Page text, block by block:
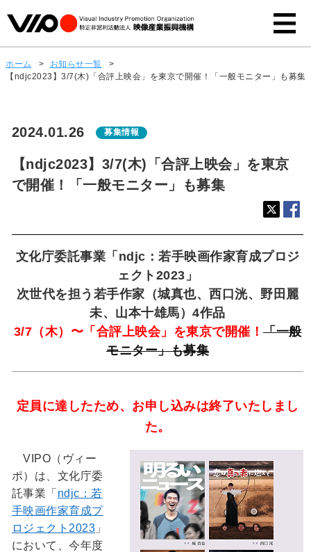
ホーム > お知らせ一覧
>
【ndjc2023】3/7(木)「合評上映会」を東京で開催！「一般モニター」も募集
2024.01.26 募集情報
【ndjc2023】3/7(木)「合評上映会」を東京
で開催！「一般モニター」も募集
文化庁委託事業「ndjc：若手映画作家育成プロジ
ェクト2023」
次世代を担う若手作家（城真也、西口洸、野田麗
未、山本十雄馬）4作品
3/7（木）〜「合評上映会」を東京で開催！ 「一般
モニター」も募集
定員に達したため、お申し込みは終了いたしまし
た。
VIPO（ヴィー
ポ）は、文化庁委
託事業「 ndjc：若
手映画作家育成プ
ロジェクト2023 」
において、今年度